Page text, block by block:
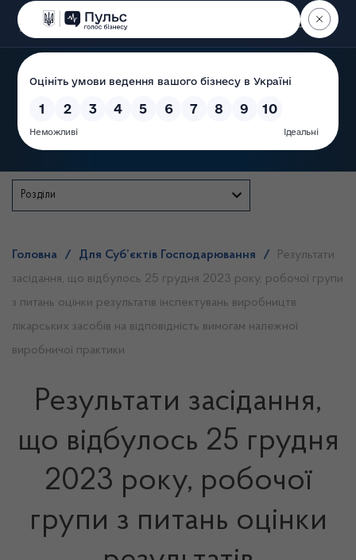
Пошук
Розділи
Головна / Для Суб’єктів Господарювання /
Результати
засідання, що відбулось 25 грудня 2023 року, робочої групи
з питань оцінки результатів інспектувань виробництв
лікарських засобів на відповідність вимогам належної
виробничої практики
Результати засідання,
що відбулось 25 грудня
2023 року, робочої
групи з питань оцінки